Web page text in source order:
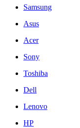
Samsung
Asus
Acer
Sony
Toshiba
Dell
Lenovo
HP